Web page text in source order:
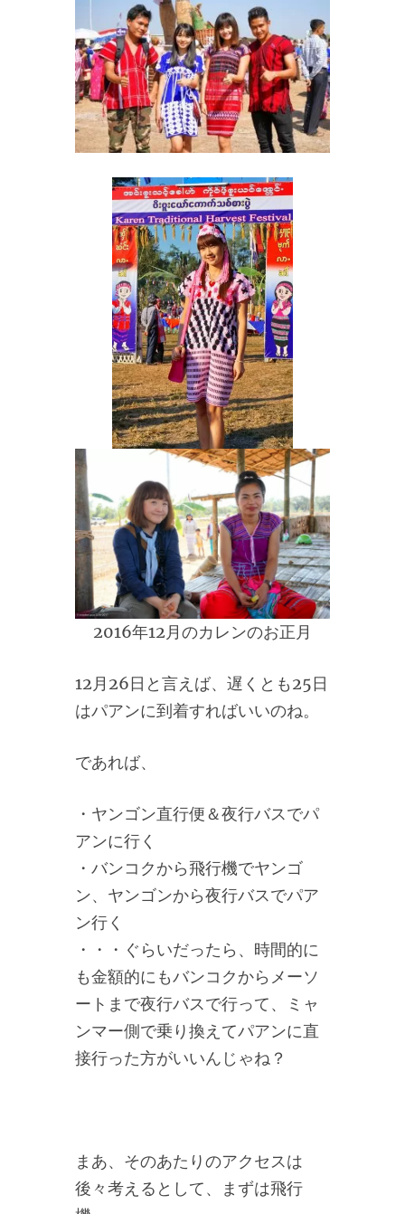
2016年12月のカレンのお正月
12月26日と言えば、遅くとも25日
はパアンに到着すればいいのね。
であれば、
・ヤンゴン直行便＆夜行バスでパ
アンに行く
・バンコクから飛行機でヤンゴ
ン、ヤンゴンから夜行バスでパア
ン行く
・・・ぐらいだったら、時間的に
も金額的にもバンコクからメーソ
ートまで夜行バスで行って、ミャ
ンマー側で乗り換えてパアンに直
接行った方がいいんじゃね？
まあ、そのあたりのアクセスは
後々考えるとして、まずは飛行